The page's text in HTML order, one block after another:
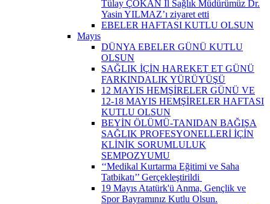
Tülay ÇOKAN İl Sağlık Müdürümüz Dr.
Yasin YILMAZ’ı ziyaret etti
EBELER HAFTASI KUTLU OLSUN
Mayıs
DÜNYA EBELER GÜNÜ KUTLU
OLSUN
SAĞLIK İÇİN HAREKET ET GÜNÜ
FARKINDALIK YÜRÜYÜŞÜ
12 MAYIS HEMŞİRELER GÜNÜ VE
12-18 MAYIS HEMŞİRELER HAFTASI
KUTLU OLSUN
BEYİN ÖLÜMÜ-TANIDAN BAĞIŞA
SAĞLIK PROFESYONELLERİ İÇİN
KLİNİK SORUMLULUK
SEMPOZYUMU
‘‘Medikal Kurtarma Eğitimi ve Saha
Tatbikatı’’ Gerçekleştirildi ​
19 Mayıs Atatürk'ü Anma, Gençlik ve
Spor Bayramınız Kutlu Olsun.